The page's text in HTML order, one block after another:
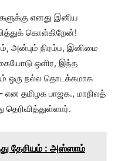
எனது இனிய
கொள்கிறேன்!
அன்பும் நிரம்ப, இனிமை
ஒளிர, இந்த
ஒரு நல்ல தொடக்கமாக
தமிழக பாஜக., மாநிலத்
தேசியம் : அஸ்ஸாம்